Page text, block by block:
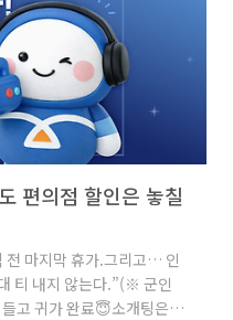
편의점 할인은 놓칠
전 마지막 휴가.그리고… 인
티 내지 않는다.”(※ 군인
고 귀가 완료😇소개팅은